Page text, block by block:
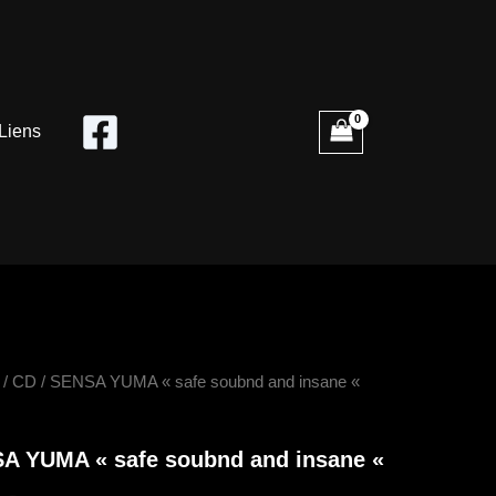
Liens
/CD / SENSA YUMA « safe soubnd and insane «
YUMA « safe soubnd and insane «